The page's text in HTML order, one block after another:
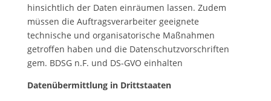
hinsichtlich der Daten einräumen lassen. Zudem
müssen die Auftragsverarbeiter geeignete
technische und organisatorische Maßnahmen
getroffen haben und die Datenschutzvorschriften
gem. BDSG n.F. und DS-GVO einhalten
Datenübermittlung in Drittstaaten